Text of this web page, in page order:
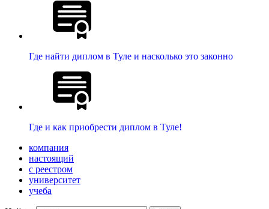
Где найти диплом в Туле и насколько это законно
Где и как приобрести диплом в Туле!
компания
настоящий
с реестром
университет
учеба